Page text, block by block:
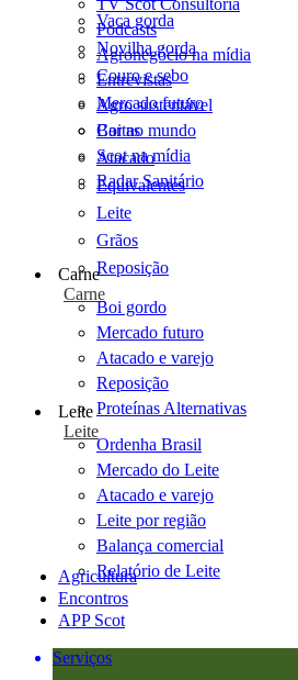
TV Scot Consultoria
Podcasts
Agronegócio na mídia
Entrevistas
Agro sustentável
Cartas
Scot na mídia
Radar Sanitário
Vaca gorda
Novilha gorda
Couro e sebo
Mercado futuro
Boi no mundo
Atacado
Equivalentes
Leite
Grãos
Reposição
Carne
Carne
Boi gordo
Mercado futuro
Atacado e varejo
Reposição
Proteínas Alternativas
Leite
Leite
Ordenha Brasil
Mercado do Leite
Atacado e varejo
Leite por região
Balança comercial
Relatório de Leite
Agricultura
Encontros
APP Scot
Serviços